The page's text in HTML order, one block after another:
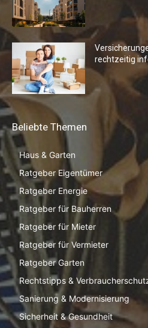
rechtzeitig
Beliebte Themen
Haus & Garten
Ratgeber Eigentümer
Ratgeber Energie
Ratgeber für Bauherren
Ratgeber für Mieter
Ratgeber für Vermieter
Ratgeber Garten
Rechtstipps &
Sanierung & Modernisierung
Sicherheit & Gesundheit